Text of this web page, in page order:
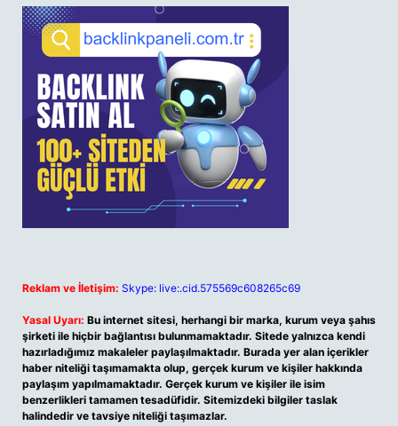
Reklam ve İletişim: Skype: live:.cid.575569c608265c69
Yasal Uyarı: Bu internet sitesi, herhangi bir marka, kurum veya şahıs
şirketi ile hiçbir bağlantısı bulunmamaktadır. Sitede yalnızca kendi
hazırladığımız makaleler paylaşılmaktadır. Burada yer alan içerikler
haber niteliği taşımamakta olup, gerçek kurum ve kişiler hakkında
paylaşım yapılmamaktadır. Gerçek kurum ve kişiler ile isim
benzerlikleri tamamen tesadüfidir. Sitemizdeki bilgiler taslak
halindedir ve tavsiye niteliği taşımazlar.